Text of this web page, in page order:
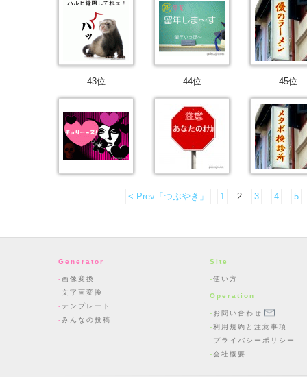
43位 44位 45位
< Prev「つぶやき」 1 2 3 4 5
Generator
画像変換
文字画変換
テンプレート
みんなの投稿
Site
使い方
Operation
お問い合わせ
利用規約と注意事項
プライバシーポリシー
会社概要